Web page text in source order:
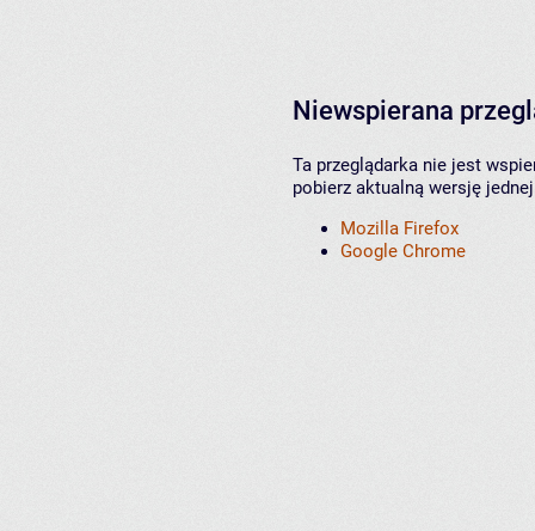
Niewspierana
Ta przeglądarka nie jest
pobierz aktualną wersję
Mozilla Firefox
Google Chrome